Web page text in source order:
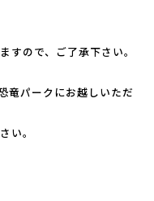
すので、ご了承下さい。
竜パークにお越しいただ
い。